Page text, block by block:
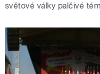
světové války palčivé